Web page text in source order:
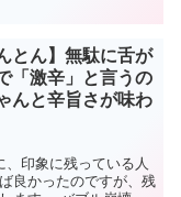
とん】無駄に舌が
「激辛」と言うの
んと辛旨さが味わ
、印象に残っている人
良かったのですが、残